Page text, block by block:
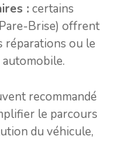
: certains
Brise) offrent
réparations ou le
recommandé
le parcours
du véhicule,